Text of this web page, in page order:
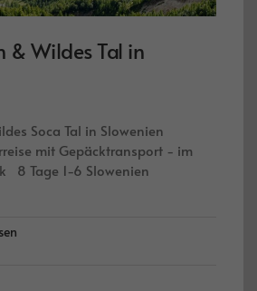
& Wildes Tal in
Soca Tal in Slowenien
mit Gepäcktransport - im
8 Tage 1-6 Slowenien